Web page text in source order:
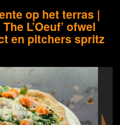
op het terras |
L’Oeuf’ ofwel
en pitchers spritz